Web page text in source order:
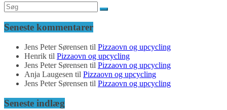
Seneste kommentarer
Jens Peter Sørensen til Pizzaovn og upcycling
Henrik til Pizzaovn og upcycling
Jens Peter Sørensen til Pizzaovn og upcycling
Anja Laugesen til Pizzaovn og upcycling
Jens Peter Sørensen til Pizzaovn og upcycling
Seneste indlæg